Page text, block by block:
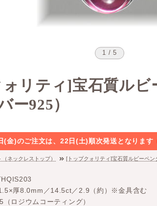
1 / 5
リティ]宝石質ルビ
ー925）
金)のご注文は、22日(土)順次発送となります
ネックレストップ） [トップクォリティ]宝石質ルビーペン
厚8.0mm／14.5ct／2.9（約）※金具含む
ロジウムコーティング）